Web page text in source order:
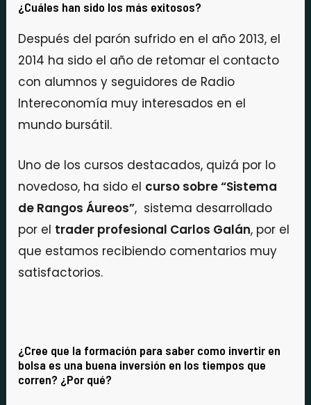
¿Cuáles han sido los más exitosos?
Después del parón sufrido en el año 2013, el
2014 ha sido el año de retomar el contacto
con alumnos y seguidores de Radio
Intereconomía muy interesados en el
mundo bursátil.
Uno de los cursos destacados, quizá por lo
novedoso, ha sido el curso sobre “Sistema
de Rangos Áureos”, sistema desarrollado
por el trader profesional Carlos Galán, por el
que estamos recibiendo comentarios muy
satisfactorios.
¿Cree que la formación para saber como invertir en
bolsa es una buena inversión en los tiempos que
corren? ¿Por qué?